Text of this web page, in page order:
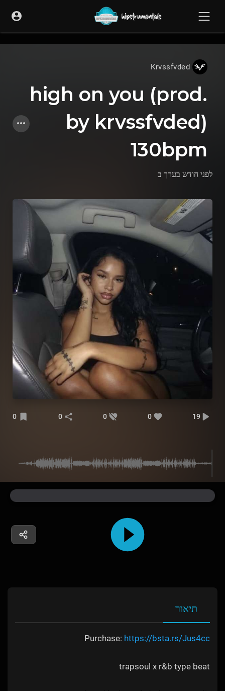
Krvssfvded
high on you (prod.
by krvssfvded)
130bpm
לפני חודש בערך ב
19
0
0
0
0
תיאור
Purchase: https://bsta.rs/Jus4cc
trapsoul x r&b type beat